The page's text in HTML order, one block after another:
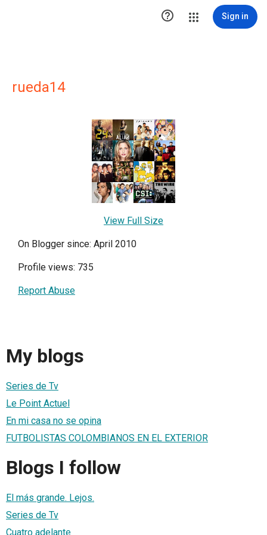
 Sign in
rueda14
View Full Size
On Blogger since: April 2010
Profile views: 735
Report Abuse
My blogs
Series de Tv
Le Point Actuel
En mi casa no se opina
FUTBOLISTAS COLOMBIANOS EN EL EXTERIOR
Blogs I follow
El más grande. Lejos.
Series de Tv
Cuatro adelante